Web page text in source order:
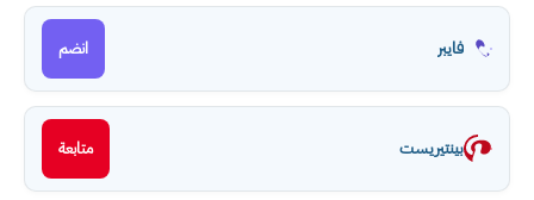
فايبر انضم
بينتيريست متابعة